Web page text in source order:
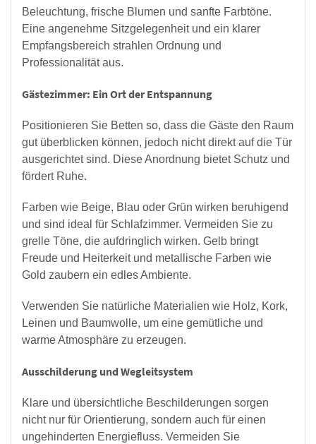
Beleuchtung, frische Blumen und sanfte Farbtöne.
Eine angenehme Sitzgelegenheit und ein klarer
Empfangsbereich strahlen Ordnung und
Professionalität aus.
Gästezimmer: Ein Ort der Entspannung
Positionieren Sie Betten so, dass die Gäste den Raum
gut überblicken können, jedoch nicht direkt auf die Tür
ausgerichtet sind. Diese Anordnung bietet Schutz und
fördert Ruhe.
Farben wie Beige, Blau oder Grün wirken beruhigend
und sind ideal für Schlafzimmer. Vermeiden Sie zu
grelle Töne, die aufdringlich wirken. Gelb bringt
Freude und Heiterkeit und metallische Farben wie
Gold zaubern ein edles Ambiente.
Verwenden Sie natürliche Materialien wie Holz, Kork,
Leinen und Baumwolle, um eine gemütliche und
warme Atmosphäre zu erzeugen.
Ausschilderung und Wegleitsystem
Klare und übersichtliche Beschilderungen sorgen
nicht nur für Orientierung, sondern auch für einen
ungehinderten Energiefluss. Vermeiden Sie